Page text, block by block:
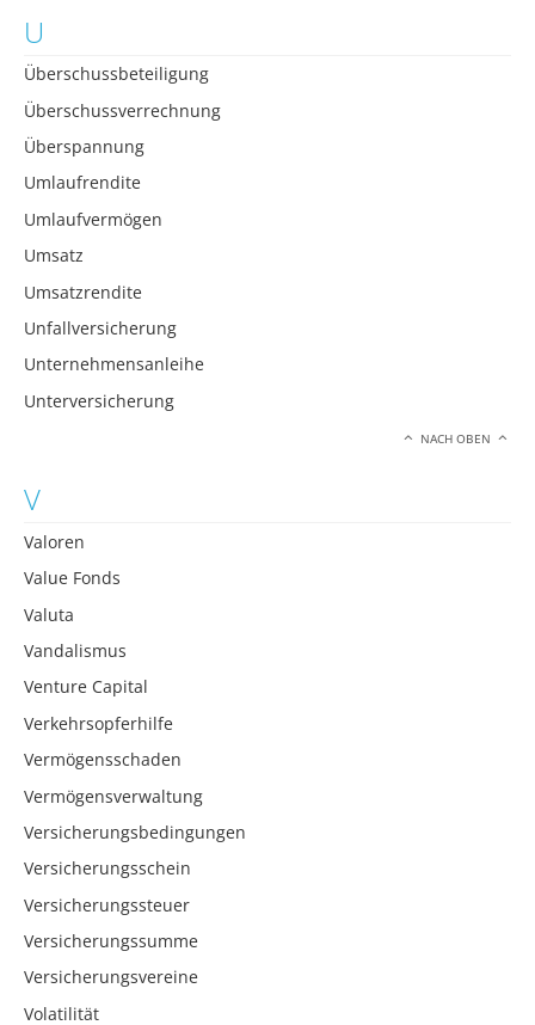
U
Überschussbeteiligung
Überschussverrechnung
Überspannung
Umlaufrendite
Umlaufvermögen
Umsatz
Umsatzrendite
Unfallversicherung
Unternehmensanleihe
Unterversicherung
NACH OBEN
V
Valoren
Value Fonds
Valuta
Vandalismus
Venture Capital
Verkehrsopferhilfe
Vermögensschaden
Vermögensverwaltung
Versicherungsbedingungen
Versicherungsschein
Versicherungssteuer
Versicherungssumme
Versicherungsvereine
Volatilität